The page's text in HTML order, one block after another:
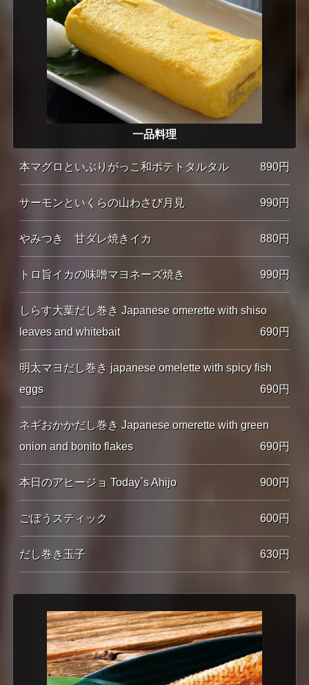
一品料理
本マグロといぶりがっこ和ポテトタルタル 890円
サーモンといくらの山わさび月見 990円
やみつき 甘ダレ焼きイカ 880円
トロ旨イカの味噌マヨネーズ焼き 990円
しらす大葉だし巻き Japanese omerette with shiso
leaves and whitebait
690円
明太マヨだし巻き japanese omelette with spicy fish
eggs
690円
ネギおかかだし巻き Japanese omerette with green
onion and bonito flakes
690円
本日のアヒージョ Today`s Ahijo 900円
ごぼうスティック 600円
だし巻き玉子 630円